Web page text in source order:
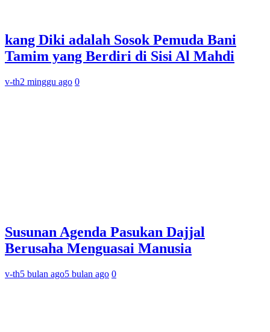
kang Diki adalah Sosok Pemuda Bani
Tamim yang Berdiri di Sisi Al Mahdi
v-th2 minggu ago 0
Susunan Agenda Pasukan Dajjal
Berusaha Menguasai Manusia
v-th5 bulan ago5 bulan ago 0